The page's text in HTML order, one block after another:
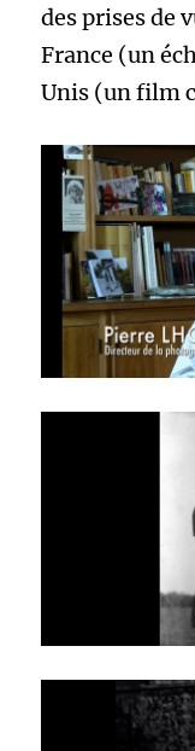
des prises de
France (un
Unis (un film